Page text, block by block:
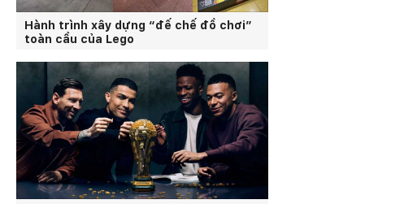
Hành trình xây dựng “đế chế đồ chơi”
toàn cầu của Lego